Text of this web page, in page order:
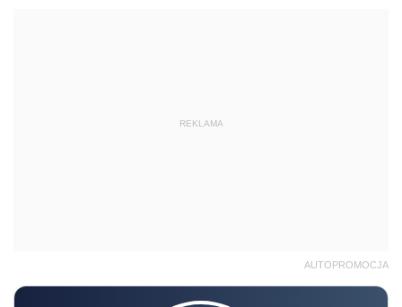
REKLAMA
AUTOPROMOCJA